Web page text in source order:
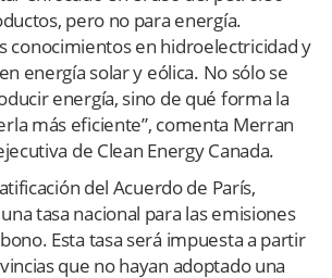
pero no para energía.
conocimientos en hidroelectricidad y
energía solar y eólica. No sólo se
energía, sino de qué forma la
más eficiente”, comenta Merran
de Clean Energy Canada.
del Acuerdo de París,
tasa nacional para las emisiones
Esta tasa será impuesta a partir
que no hayan adoptado una